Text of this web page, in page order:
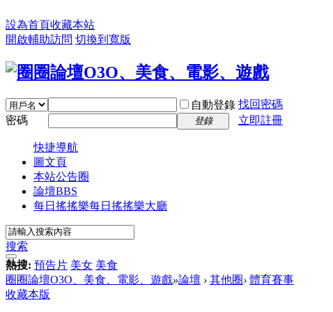
設為首頁收藏本站
開啟輔助訪問 切換到寬版
自動登錄 找回密碼
密碼
登錄 立即註冊
快捷導航
圖文頁
本站公告圈
論壇BBS
每日搖搖樂每日搖搖樂大廳
搜索
熱搜: 預告片 美女 美食
圈圈論壇O3O、美食、電影、遊戲»論壇 › 其他圈› 體育賽事
收藏本版